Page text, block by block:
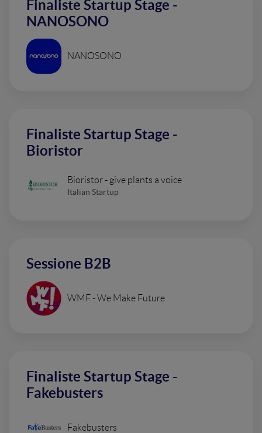
Finaliste Startup Stage -
NANOSONO
NANOSONO
Finaliste Startup Stage -
Bioristor
Bioristor - give plants a voice
Italian Startup
Sessione B2B
WMF - We Make Future
Finaliste Startup Stage -
Fakebusters
Fakebusters